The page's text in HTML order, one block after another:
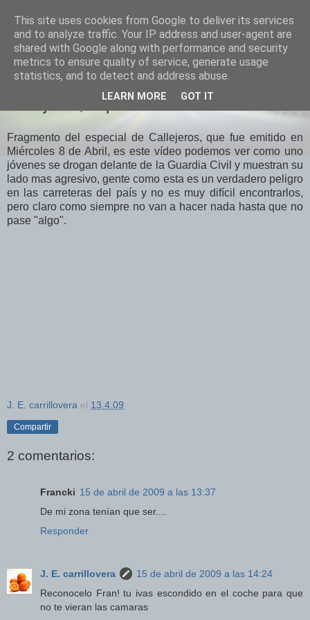
El Otro Lao
Callejeros, especial Control
Fragmento del especial de Callejeros, que fue emitido en
Miércoles 8 de Abril, es este vídeopodemos ver como uno
jóvenes se drogan delante de la Guardia Civil y muestran su
lado mas agresivo, gente como esta es un verdadero peligro
en las carreteras del paísy no es muy difícil encontrarlos,
pero claro como siempre no van a hacer nada hasta que no
pase "algo".
J. E. carrillovera el 13.4.09
Compartir
2 comentarios:
Francki 15 de abril de 2009 a las 13:37
De mi zona tenían que ser....
Responder
J. E. carrillovera
15 de abril de 2009 a las 14:24
Reconocelo Fran! tu ivas escondido en el coche para que
no te vieran las camaras
This site uses cookies from Google to deliver its services
and to analyze traffic. Your IP address and user-agent are
shared with Google along with performance and security
metrics to ensure quality of service, generate usage
statistics, and to detect and address abuse.
LEARN MORE GOT IT